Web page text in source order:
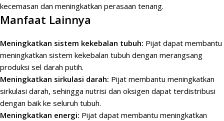
kecemasan dan meningkatkan perasaan tenang.
Manfaat Lainnya
Meningkatkan sistem kekebalan tubuh: Pijat dapat membantu
meningkatkan sistem kekebalan tubuh dengan merangsang
produksi sel darah putih.
Meningkatkan sirkulasi darah: Pijat membantu meningkatkan
sirkulasi darah, sehingga nutrisi dan oksigen dapat terdistribusi
dengan baik ke seluruh tubuh.
Meningkatkan energi: Pijat dapat membantu meningkatkan